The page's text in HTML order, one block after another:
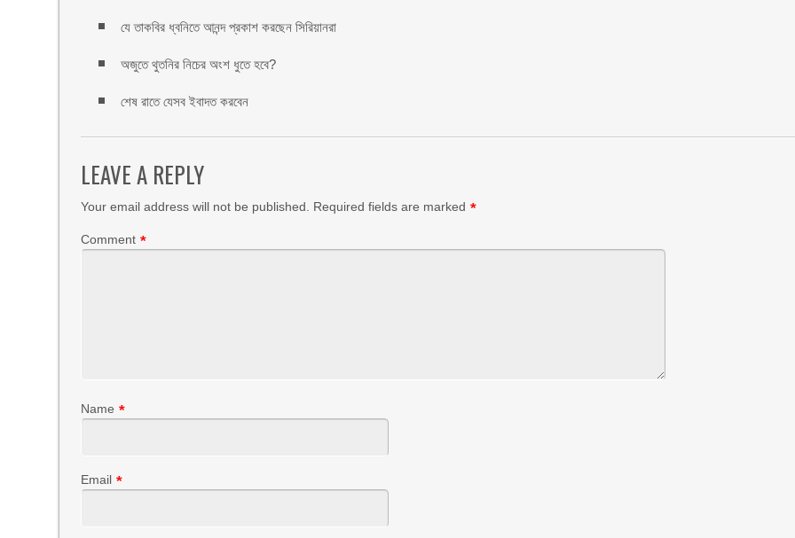
যে তাকবির ধ্বনিতে আনন্দ প্রকাশ করছেন সিরিয়ানরা
অজুতে থুতনির নিচের অংশ ধুতে হবে?
শেষ রাতে যেসব ইবাদত করবেন
LEAVE A REPLY
Your email address will not be published. Required fields are marked *
Comment *
Name *
Email *